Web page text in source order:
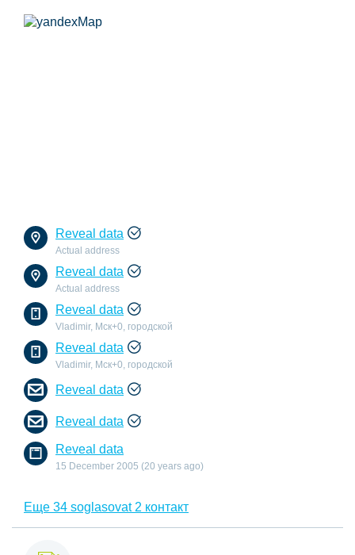
Reveal data
Actual address
Reveal data
Actual address
Reveal data
Vladimir, Мск+0, городской
Reveal data
Vladimir, Мск+0, городской
Reveal data
Reveal data
Reveal data
15 December 2005 (20 years ago)
Еще 34 soglasovat 2 контакт